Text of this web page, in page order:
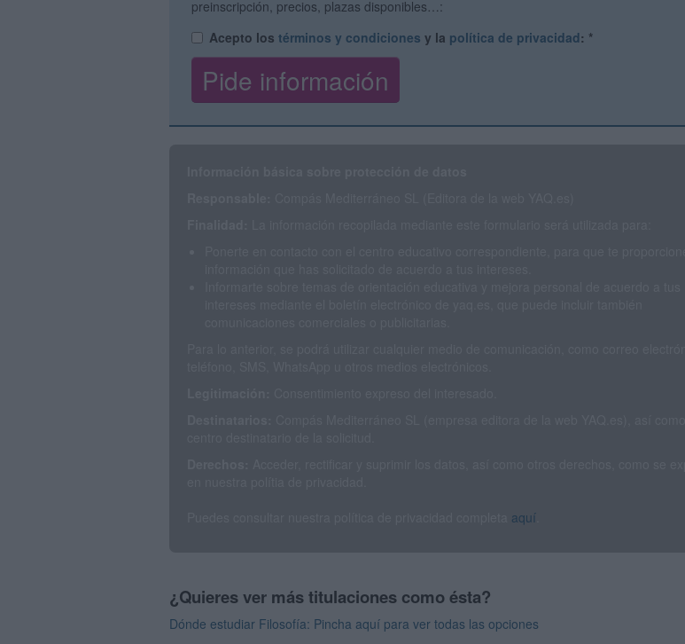
preinscripción, precios, plazas disponibles…:
Acepto los términos y condiciones y la política de privacidad: *
aquí
¿Quieres ver más titulaciones como ésta?
Dónde estudiar Filosofía: Pincha aquí para ver todas las opciones